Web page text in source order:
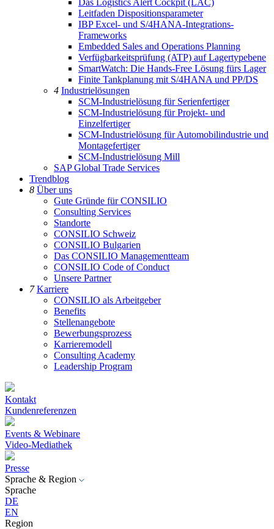
Das Logistics Alert Cockpit (LAC)
Leitfaden Dispositionsparameter
IBP Excel- und S/4HANA-Integrations-
Frameworks
Embedded Sales and Operations Planning
Verfügbarkeitsprüfung (ATP) auf Lagertypebene
SmartWatch: Die Hands-Free Lösung fürs Lager
Finite Tankplanung mit S/4HANA und PP/DS
4 Industrielösungen
SCM-Industrielösung für Serienfertiger
SCM-Industrielösung für Projekt- und
Einzelfertiger
SCM-Industrielösung für Automobilindustrie und
Montagefertiger
SCM-Industrielösung Mill
SAP Global Trade Services
Trendblog
8 Über uns
Gute Gründe für CONSILIO
Consulting Services
Standorte
CONSILIO Schweiz
CONSILIO Bulgarien
Das CONSILIO Managementteam
CONSILIO Code of Conduct
Unsere Partner
7Karriere
CONSILIO als Arbeitgeber
Benefits
Stellenangebote
Bewerbungsprozess
Karrieremodell
Consulting Academy
Leadership Program
Kontakt
Kundenreferenzen
Events & Webinare
Video-Mediathek
Presse
Sprache & Region
Sprache
DE
EN
Region